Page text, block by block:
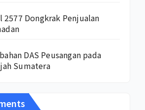
Dongkrak Penjualan
DAS Peusangan pada
Sumatera